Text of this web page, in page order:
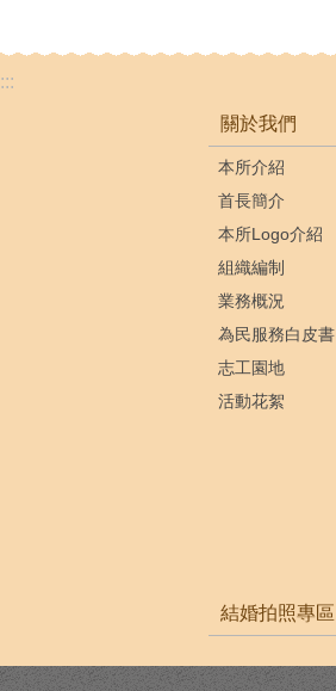
:::
關於我們
本所介紹
首長簡介
本所Logo介紹
組織編制
業務概況
為民服務白皮書
志工園地
活動花絮
結婚拍照專區